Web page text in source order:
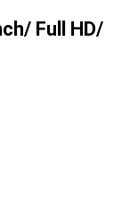
Full HD/